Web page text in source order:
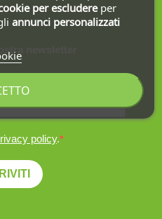
newsletter
sul primo ordine!
policy.
per escludereper
annunci personalizzati